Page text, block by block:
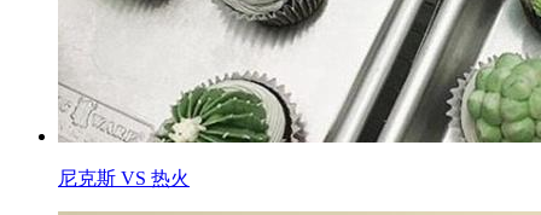
尼克斯 VS 热火